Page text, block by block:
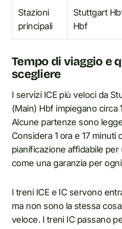
Stazioni
principali
Stuttgart
Hbf
Tempo di viaggio e
scegliere
I servizi ICE più veloci da
(Main) Hbf impiegano circa
Alcune partenze sono
Considera 1 ora e 17 minuti
pianificazione affidabile per
come una garanzia per
I treni ICE e IC servono
ma non sono la stessa
veloce. I treni IC passano